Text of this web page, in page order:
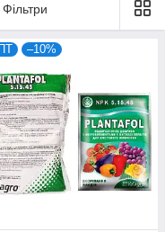
Фільтри
–10%